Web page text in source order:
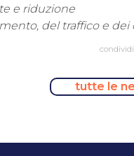
e riduzione
del traffico e dei
tutte le